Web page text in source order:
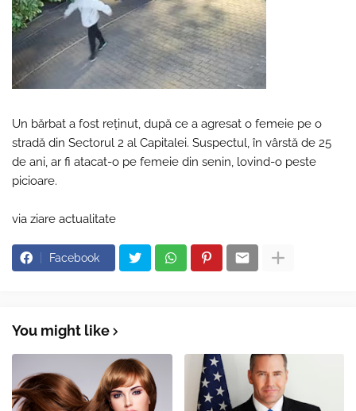
Un bărbat a fost reţinut, după ce a agresat o femeie pe o
stradă din Sectorul 2 al Capitalei. Suspectul, în vârstă de 25
de ani, ar fi atacat-o pe femeie din senin, lovind-o peste
picioare.
via ziare actualitate
Facebook
You might like